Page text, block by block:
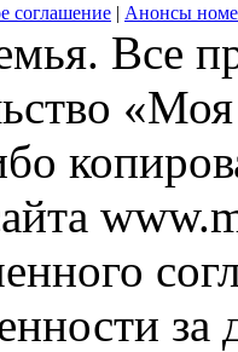
соглашение | Анонсы
Все